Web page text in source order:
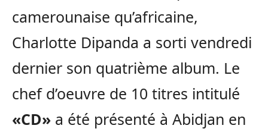
camerounaise qu’africaine,
Charlotte Dipanda a sorti vendredi
dernier son quatrième album. Le
chef d’oeuvre de 10 titres intitulé
«CD» a été présenté à Abidjan en